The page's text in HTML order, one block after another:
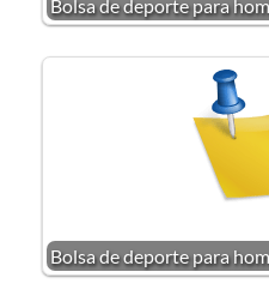
Bolsa de deporte para
Bolsa de deporte para